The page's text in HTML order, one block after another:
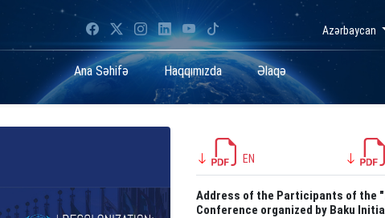
Azərbaycan
Ana Səhifə Haqqımızda Əlaqə
EN
Address of the Participants of the
Conference organized by Baku